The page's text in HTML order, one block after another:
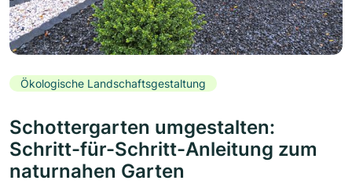
Ökologische Landschaftsgestaltung
Schottergarten umgestalten:
Schritt-für-Schritt-Anleitung zum
naturnahen Garten